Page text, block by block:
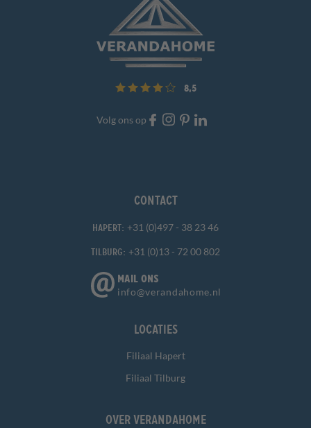
8,5
Volg ons op
Contact
Hapert: +31 (0)497 - 38 23 46
Tilburg: +31 (0)13 - 72 00 802
MAIL ONS
info@verandahome.nl
Locaties
Filiaal Hapert
Filiaal Tilburg
Over Verandahome